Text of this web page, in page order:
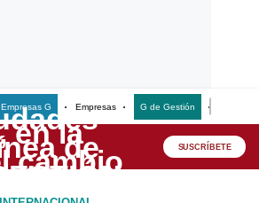
Empresas G Empresas G de Gestión
SUSCRÍBETE